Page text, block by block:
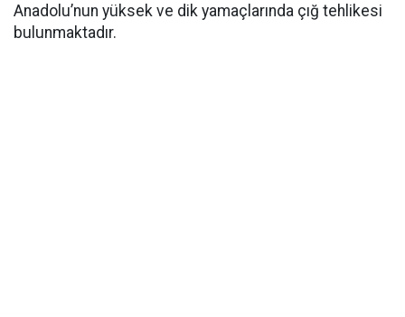
Anadolu’nun yüksek ve dik yamaçlarında çığ tehlikesi
bulunmaktadır.